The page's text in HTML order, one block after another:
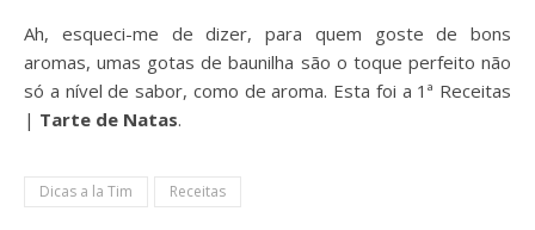
Ah, esqueci-me de dizer, para quem goste de bons
aromas, umas gotas de baunilha são o toque perfeito não
só a nível de sabor, como de aroma. Esta foi a 1ª Receitas
| Tarte de Natas.
Dicas a la Tim Receitas